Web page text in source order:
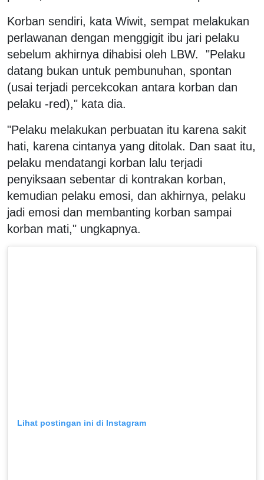
Korban sendiri, kata Wiwit, sempat melakukan
perlawanan dengan menggigit ibu jari pelaku
sebelum akhirnya dihabisi oleh LBW. "Pelaku
datang bukan untuk pembunuhan, spontan
(usai terjadi percekcokan antara korban dan
pelaku -red)," kata dia.
"Pelaku melakukan perbuatan itu karena sakit
hati, karena cintanya yang ditolak. Dan saat itu,
pelaku mendatangi korban lalu terjadi
penyiksaan sebentar di kontrakan korban,
kemudian pelaku emosi, dan akhirnya, pelaku
jadi emosi dan membanting korban sampai
korban mati," ungkapnya.
Lihat postingan ini di Instagram